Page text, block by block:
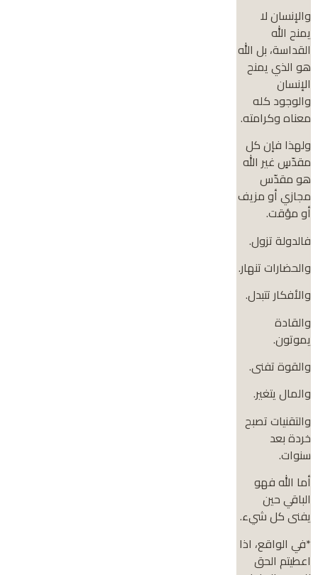
والإنسان لا
يمنح الله
القداسة، بل الله
هو الذي يمنح
الإنسان
والوجود كله
معناه وكرامته.
ولهذا فإن كل
مقدّسٍ غير الله
هو مقدّس
مجازي أو مزيف
أو مؤقت.
فالدولة تزول.
والحضارات تنهار.
والأفكار تتبدل.
والقادة
يموتون.
والقوة تفنى.
والمال يتغير.
والتقنيات تصبح
خردة بعد
سنوات.
أما الله فهو
الباقي حين
يفنى كل شيء.
*في الواقع، اذا
اعطيتم الحق